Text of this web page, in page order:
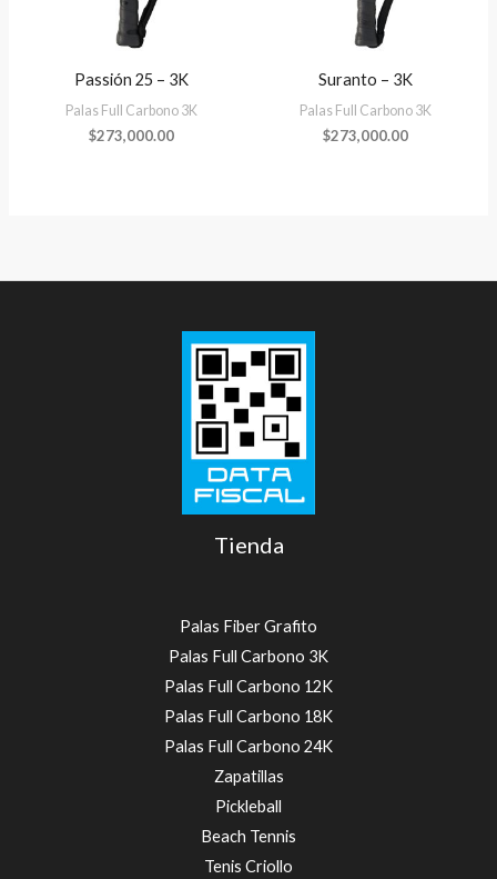
Passión 25 – 3K
Palas Full Carbono 3K
$273,000.00
Suranto – 3K
Palas Full Carbono 3K
$273,000.00
Tienda
Palas Fiber Grafito
Palas Full Carbono 3K
Palas Full Carbono 12K
Palas Full Carbono 18K
Palas Full Carbono 24K
Zapatillas
Pickleball
Beach Tennis
Tenis Criollo